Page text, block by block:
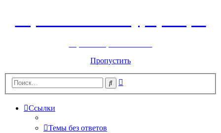
Пропустить
Поиск
Ссылки
Темы без ответов